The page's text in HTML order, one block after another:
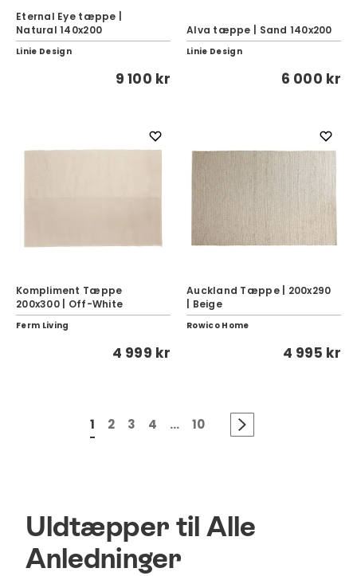
Eternal Eye tæppe |
Natural 140x200
Linie Design
9 100 kr
Alva tæppe | Sand 140x200
Linie Design
6 000 kr
Kompliment Tæppe
200x300 | Off-White
Ferm Living
4 999 kr
Auckland Tæppe | 200x290
| Beige
Rowico Home
4 995 kr
1 2 3 4 ... 10
Uldtæpper til Alle
Anledninger